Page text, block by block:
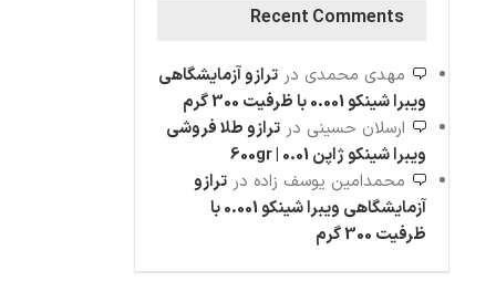
Recent Comments
مهدی محمدی در ترازو آزمایشگاهی
ویبرا شینکو 0.001 با ظرفیت 300 گرم
ارسلان حسینی در ترازو طلا فروشی
ویبرا شینکو ژاپن 0.01 | 600gr
محمدامین یوسف زاده در ترازو
آزمایشگاهی ویبرا شینکو 0.001 با
ظرفیت 300 گرم